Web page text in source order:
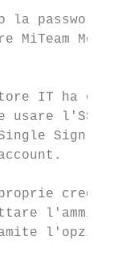
la password
MiTeam
IT ha
usare l'SSO
Sign